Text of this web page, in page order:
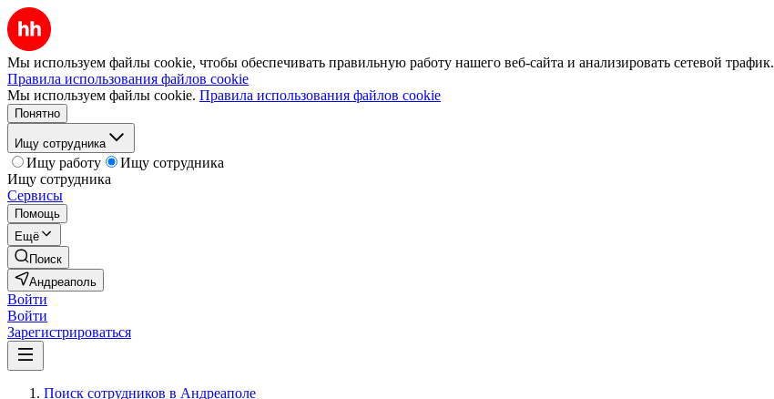
Мы используем файлы cookie, чтобы обеспечивать правильную работу нашего веб-сайта и анализировать сетевой трафик.
Правила использования файлов cookie
Мы используем файлы cookie. Правила использования файлов cookie
Понятно
Ищу сотрудника
Ищу работу
Ищу сотрудника
Ищу сотрудника
Сервисы
Помощь
Ещё
Поиск
Андреаполь
Войти
Войти
Зарегистрироваться
Поиск сотрудников в Андреаполе